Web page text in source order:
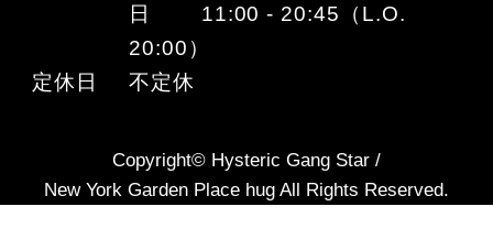
日 11:00 - 20:45（L.O.
20:00）
定休日
不定休
Copyright© Hysteric Gang Star /
New York Garden Place hug All Rights Reserved.